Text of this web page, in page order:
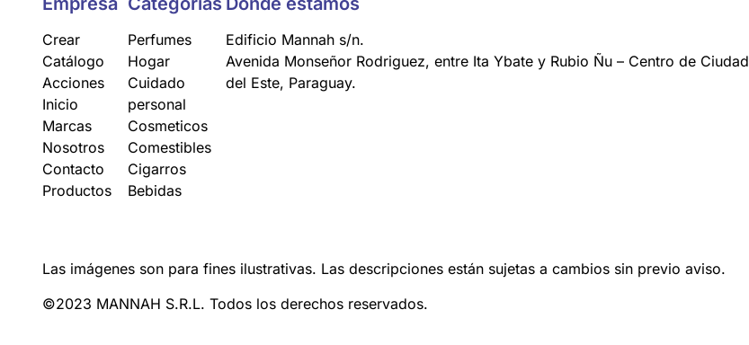
Crear
Catálogo
Acciones
Inicio
Marcas
Nosotros
Contacto
Productos
Perfumes
Hogar
Cuidado
personal
Cosmeticos
Comestibles
Cigarros
Bebidas
Edificio Mannah s/n.
Avenida Monseñor Rodriguez, entre Ita Ybate y Rubio Ñu – Centro de Ciudad
del Este, Paraguay.
Las imágenes son para fines ilustrativas. Las descripciones están sujetas a cambios sin previo aviso.
©2023 MANNAH S.R.L. Todos los derechos reservados.